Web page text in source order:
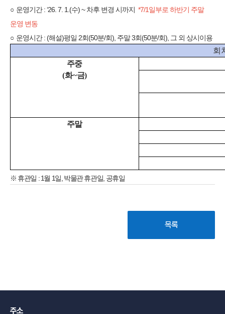
○ 운영기간 : ‘26. 7. 1.(수) ~ 차후 변경 시까지 *7/1일부로 하반기 주말
운영 변동
○ 운영시간 : (해설)평일 2회(50분/회), 주말3회(50분/회), 그 외 상시이용
회
주중
(화~금)
주말
※ 휴관일 : 1월 1일 박물관 휴관일 공휴일
목록
주소